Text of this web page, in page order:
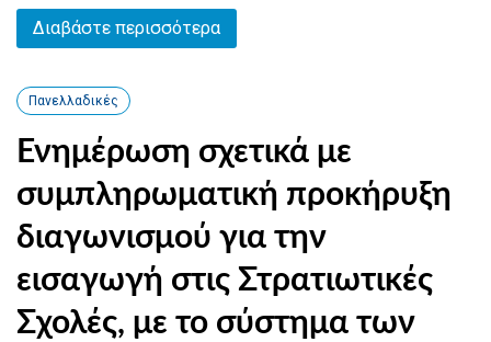
Διαβάστε περισσότερα
Πανελλαδικές
Ενημέρωση σχετικά με
συμπληρωματική προκήρυξη
διαγωνισμού για την
εισαγωγή στις Στρατιωτικές
Σχολές, με το σύστημα των